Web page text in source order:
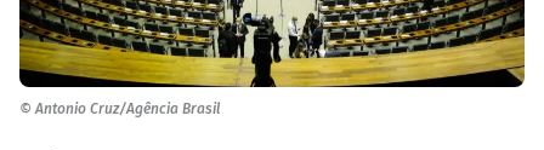
© Antonio Cruz/Agência Brasil